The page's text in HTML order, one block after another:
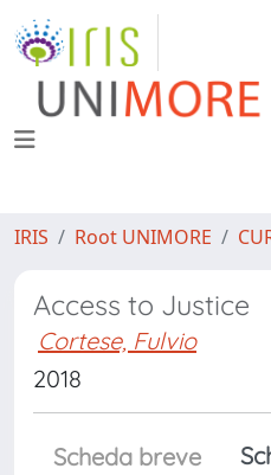
IRIS Root UNIMORE
Access to Justice
Cortese, Fulvio
2018
Scheda breve